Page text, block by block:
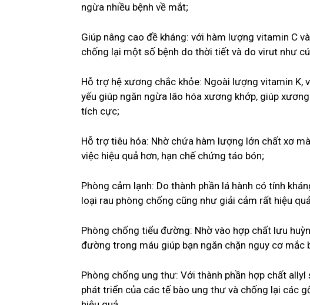
ngừa nhiều bệnh về mắt;
Giúp nâng cao đề kháng: với hàm lượng vitamin C
chống lại một số bệnh do thời tiết và do virut như
Hỗ trợ hệ xương chắc khỏe: Ngoài lượng vitamin K,
yếu giúp ngăn ngừa lão hóa xương khớp, giúp
tích cực;
Hỗ trợ tiêu hóa: Nhờ chứa hàm lượng lớn chất xơ
việc hiệu quả hơn, hạn chế chứng táo bón;
Phòng cảm lạnh: Do thành phần lá hành có tính
loại rau phòng chống cũng như giải cảm rất hiệu
Phòng chống tiểu đường: Nhờ vào hợp chất lưu
đường trong máu giúp bạn ngăn chặn nguy cơ mắc
Phòng chống ung thư: Với thành phần hợp chất
phát triển của các tế bào ung thư và chống lại các